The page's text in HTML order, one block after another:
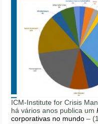
ICM-Institute for Crisis
há vários anos publica um
corporativas no mundo –